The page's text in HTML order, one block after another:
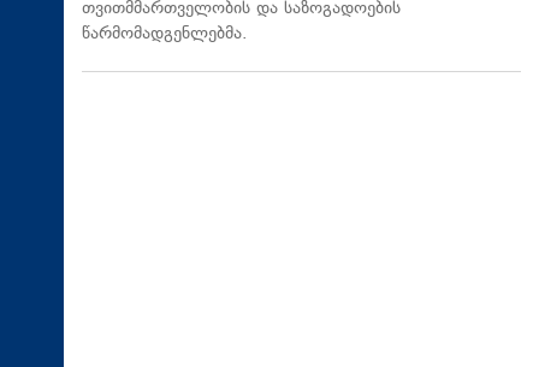
თვითმმართველობის და საზოგადოების
წარმომადგენლებმა.